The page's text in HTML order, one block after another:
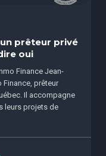
prêteur privé
oui
Finance Jean-
Finance, prêteur
Il accompagne
leurs projets de